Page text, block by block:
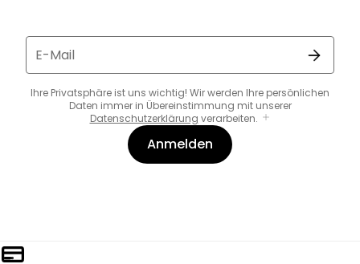
E-Mail
Ihre Privatsphäre ist uns wichtig! Wir werden Ihre persönlichen
Daten immer in Übereinstimmung mit unserer
Datenschutzerklärung verarbeiten.
Anmelden